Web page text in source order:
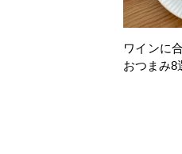
ワインに
おつまみ8